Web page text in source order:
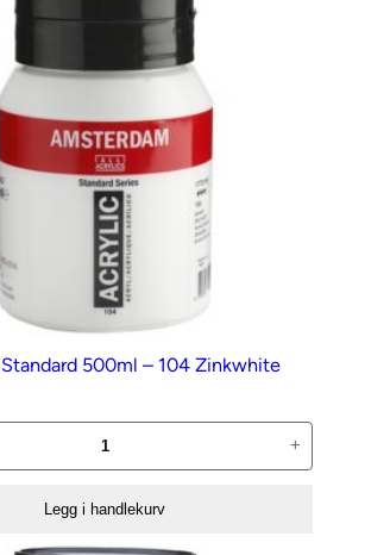
500ml – 104 Zinkwhite
+
Legg i handlekurv